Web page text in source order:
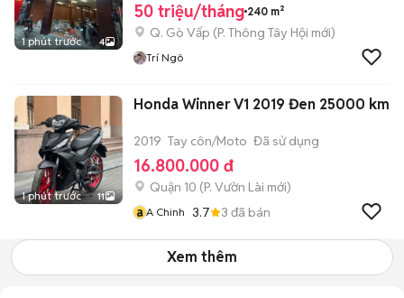
1 phút trước 4
50 triệu/tháng 240 m²
Q. Gò Vấp (P. Thông Tây Hội mới)
Trí Ngô
1 phút trước 11
Honda Winner V1 2019 Đen 25000 km
2019 Tay côn/Moto Đã sử dụng
16.800.000 đ
Quận 10 (P. Vườn Lài mới)
a A Chinh 3.7 3 đã bán
Xem thêm